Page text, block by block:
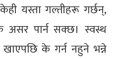
यस्ता गल्तीहरू गर्छन्,
असर पार्न सक्छ। स्वस्थ
के गर्न नहुने भन्ने